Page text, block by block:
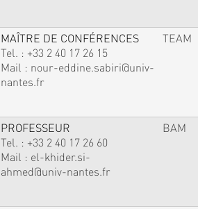
MAÎTRE DE CONFÉRENCES
Tel. : +33 2 40 17 26 15
Mail : nour-eddine.sabiri@univ-
nantes.fr
TEAM
PROFESSEUR
Tel. : +33 2 40 17 26 60
Mail : el-khider.si-
ahmed@univ-nantes.fr
BAM